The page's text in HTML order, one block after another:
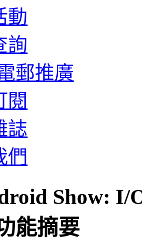
動
詢
郵推廣
閱
誌
們
Show: I/
能摘要